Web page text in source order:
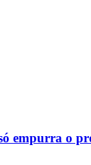
empurra o